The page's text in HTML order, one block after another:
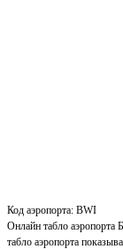
Код аэропорта: BWI
Онлайн табло аэропорта
табло аэропорта